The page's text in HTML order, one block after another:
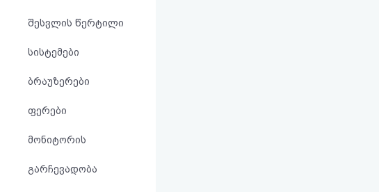
შეთანხმება
შესვლის წერტილი
სისტემები
ბრაუზერები
ფერები
მონიტორის
გარჩევადობა